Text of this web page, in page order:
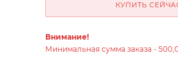
КУПИТЬ
Внимание!
Минимальная сумма заказа -